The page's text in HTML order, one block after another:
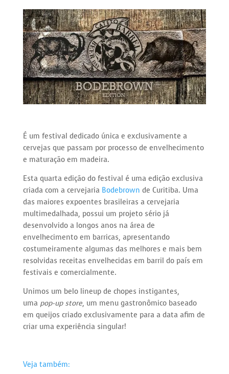
É um festival dedicado única e exclusivamente a
cervejas que passam por processo de envelhecimento
e maturação em madeira.
Esta quarta edição do festival é uma edição exclusiva
criada com a cervejaria Bodebrown de Curitiba. Uma
das maiores expoentes brasileiras a cervejaria
multimedalhada, possui um projeto sério já
desenvolvido a longos anos na área de
envelhecimento em barricas, apresentando
costumeiramente algumas das melhores e mais bem
resolvidas receitas envelhecidas em barril do país em
festivais e comercialmente.
Unimos um belo lineup de chopes instigantes,
uma pop-up store, um menu gastronômico baseado
em queijos criado exclusivamente para a data afim de
criar uma experiência singular!
Veja também: